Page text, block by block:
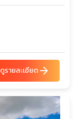
ดูรายละเอียดarrow_forward